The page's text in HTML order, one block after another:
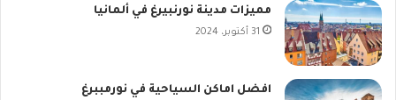
مميزات مدينة نورنبيرغ في ألمانيا
31 أكتوبر، 2024
افضل اماكن السياحية في نورمببرغ